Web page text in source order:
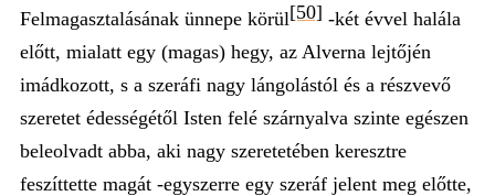
Felmagasztalásának ünnepe körül[50] -két évvel halála
előtt, mialatt egy (magas) hegy, az Alverna lejtőjén
imádkozott, s a szeráfi nagy lángolástól és a részvevő
szeretet édességétől Isten felé szárnyalva szinte egészen
beleolvadt abba, aki nagy szeretetében keresztre
feszíttette magát -egyszerre egy szeráf jelent meg előtte,